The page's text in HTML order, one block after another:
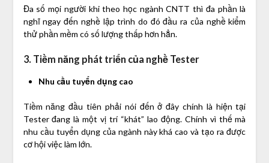
Đa số mọi người khi theo học ngành CNTT thì đa phần là
nghĩ ngay đến nghề lập trình do đó đầu ra của nghề kiểm
thử phần mềm có số lượng thấp hơn hẳn.
3. Tiềm năng phát triển của nghề Tester
Nhu cầu tuyển dụng cao
Tiềm năng đầu tiên phải nói đến ở đây chính là hiện tại
Tester đang là một vị trí “khát” lao động. Chính vì thế mà
nhu cầu tuyển dụng của ngành này khá cao và tạo ra được
cơ hội việc làm lớn.